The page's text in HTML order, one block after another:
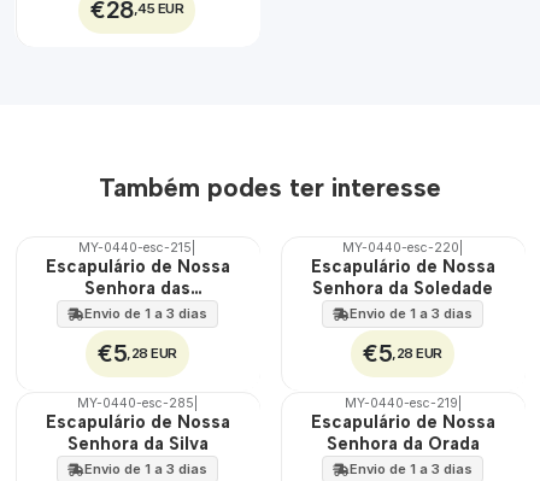
€28,45 EUR
Também podes ter interesse
🇵🇹
MY-0440-esc-215
Escapulário de Nossa
Senhora das
Misericórdias
Envio de 1 a 3 dias
€5 ,28 EUR
🇵🇹
100%
MY-0440-esc-220
Escapulário de Nossa
Senhora da Soledade
Envio de 1 a 3 dias
€5 ,28 EUR
🇵🇹
100%
MY-0440-esc-285
Escapulário de Nossa
Senhora da Silva
Envio de 1 a 3 dias
🇵🇹
100%
MY-0440-esc-219
Escapulário de Nossa
Senhora da Orada
Envio de 1 a 3 dias